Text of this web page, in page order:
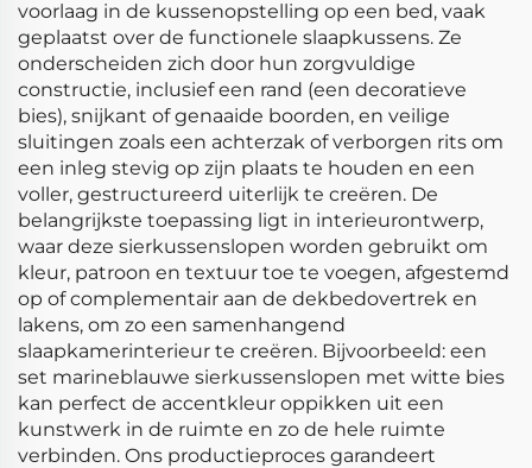
voorlaag in de kussenopstelling op een bed, vaak
geplaatst over de functionele slaapkussens. Ze
onderscheiden zich door hun zorgvuldige
constructie, inclusief een rand (een decoratieve
bies), snijkant of genaaide boorden, en veilige
sluitingen zoals een achterzak of verborgen rits om
een inleg stevig op zijn plaats te houden en een
voller, gestructureerd uiterlijk te creëren. De
belangrijkste toepassing ligt in interieurontwerp,
waar deze sierkussenslopen worden gebruikt om
kleur, patroon en textuur toe te voegen, afgestemd
op of complementair aan de dekbedovertrek en
lakens, om zo een samenhangend
slaapkamerinterieur te creëren. Bijvoorbeeld: een
set marineblauwe sierkussenslopen met witte bies
kan perfect de accentkleur oppikken uit een
kunstwerk in de ruimte en zo de hele ruimte
verbinden. Ons productieproces garandeert